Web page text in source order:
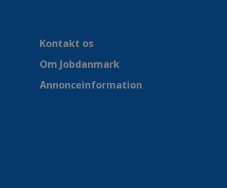
Kontakt os
Om Jobdanmark
Annonceinformation